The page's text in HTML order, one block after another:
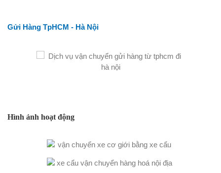
Gửi Hàng TpHCM - Hà Nội
Hình ảnh hoạt động